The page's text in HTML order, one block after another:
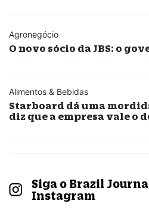
Agronegócio
O novo sócio da JBS: o
Alimentos & Bebidas
Starboard dá uma
diz que a empresa vale o
Siga o Brazil
Instagram